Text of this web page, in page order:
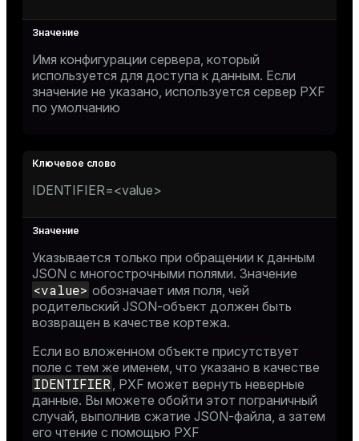
Имя конфигурации сервера, который
используется для доступа к данным. Если
значение не указано, используется сервер PXF
по умолчанию
IDENTIFIER=<value>
Указывается только при обращении к данным
JSON с многострочными полями. Значение
<value> обозначает имя поля, чей
родительский JSON-объект должен быть
возвращен в качестве кортежа.
Если во вложенном объекте присутствует
поле с тем же именем, что указано в качестве
IDENTIFIER , PXF может вернуть неверные
данные. Вы можете обойти этот пограничный
случай, выполнив сжатие JSON-файла, а затем
его чтение с помощью PXF